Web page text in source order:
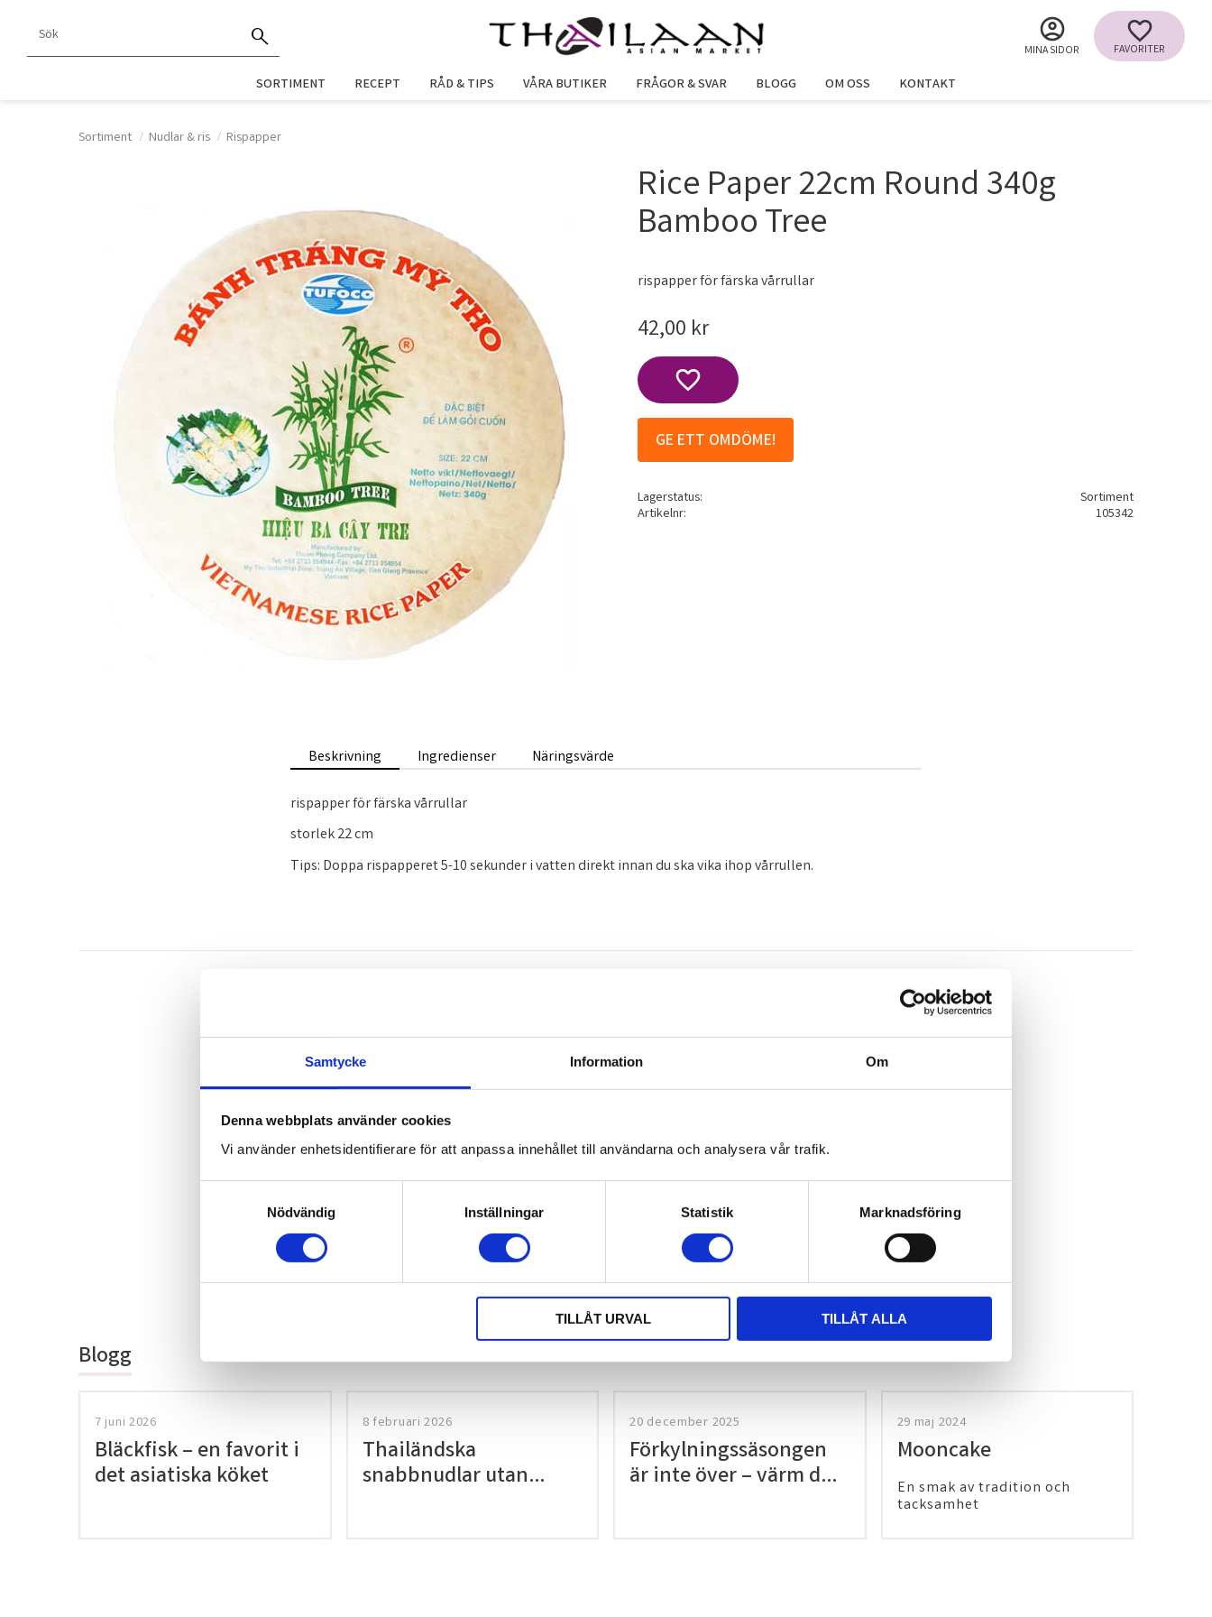
Samtycke Information Om
Denna webbplats använder cookies
Vi använder enhetsidentifierare för att anpassa innehållet till användarna och analysera vår trafik.
s
Nödvändig Inställningar Statistik Marknadsföring
TILLÅT URVAL TILLÅT ALLA
MINA SIDOR
FAVORITER
SORTIMENT
RECEPT RÅD & TIPS VÅRA BUTIKER FRÅGOR & SVAR BLOGG OM OSS KONTAKT
Sortiment Nudlar & ris Rispapper
Rice Paper 22cm Round 340g
Bamboo Tree
rispapper för färska vårrullar
42,00 kr
Lägg till i favoriter
Lagerstatus
Sortiment
Artikelnr
105342
GE ETT OMDÖME!
Beskrivning Ingredienser Näringsvärde
rispapper för färska vårrullar
storlek 22 cm
Tips: Doppa rispapperet 5-10 sekunder i vatten direkt innan du ska vika ihop vårrullen.
Omdömen
Bli den första att lämna ett
Blogg
7 juni 2026
Bläckfisk – en favorit i
det asiatiska köket
8 februari 2026
Thailändska
snabbnudlar utan
20 december 2025
Förkylningssäsongen
är inte över – värm dig
29 maj 2024
Mooncake
En smak av tradition och
tacksamhet